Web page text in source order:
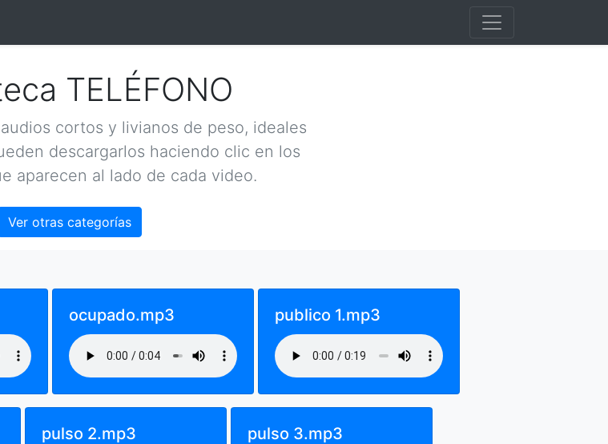
TELÉFONO
cortos y livianos de peso, ideales
descargarlos haciendo clic en los
aparecen al lado de cada video.
Ver otras categorías
ocupado.mp3 publico 1.mp3
pulso 2.mp3 pulso 3.mp3